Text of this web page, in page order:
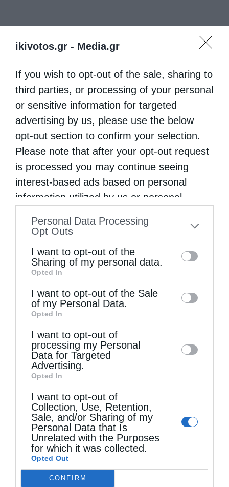
ikivotos.gr - Media.gr
If you wish to opt-out of the sale, sharing to
third parties, or processing of your personal
or sensitive information for targeted
advertising by us, please use the below
opt-out section to confirm your selection.
Please note that after your opt-out request
is processed you may continue seeing
interest-based ads based on personal
information utilized by us or personal
to your opt-out. You may separately opt-out
information by third parties on the IAB’s list
of downstream participants. This
information may also be disclosed by us to
third parties on theIAB’s List of
Downstream Participants
disclose it to other third parties.
Personal Data Processing
Opt Outs
I want to opt-out of the
Sharing of my personal data.
Opted In
I want to opt-out of the Sale
of my Personal Data.
Opted In
I want to opt-out of
processing my Personal
Data for Targeted
Advertising.
Opted In
I want to opt-out of
Collection, Use, Retention,
Sale, and/or Sharing of my
Personal Data that Is
Unrelated with the Purposes
for which it was collected.
Opted Out
CONFIRM
Τελευταία άρθρα
Δημητριάδος Ιγνάτιος: «Να φτάσουμε
προετοιμασμένοι στο Πάσχα του καλοκαιριού»
Ετήσιο Μνημόσυνο του Αοιδίμου Μητροπολίτου
Κορίνθου κυρού Διονυσίου Δ΄ (ΦΩΤΟ)
Όταν λείπει η απλότητα